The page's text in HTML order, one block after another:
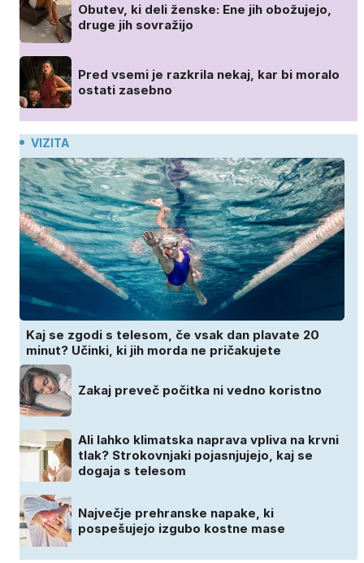
Obutev, ki deli ženske: Ene jih obožujejo,
druge jih sovražijo
Pred vsemi je razkrila nekaj, kar bi moralo
ostati zasebno
VIZITA
Kaj se zgodi s telesom, če vsak dan plavate 20
minut? Učinki, ki jih morda ne pričakujete
Zakaj preveč počitka ni vedno koristno
Ali lahko klimatska naprava vpliva na krvni
tlak? Strokovnjaki pojasnjujejo, kaj se
dogaja s telesom
Največje prehranske napake, ki
pospešujejo izgubo kostne mase